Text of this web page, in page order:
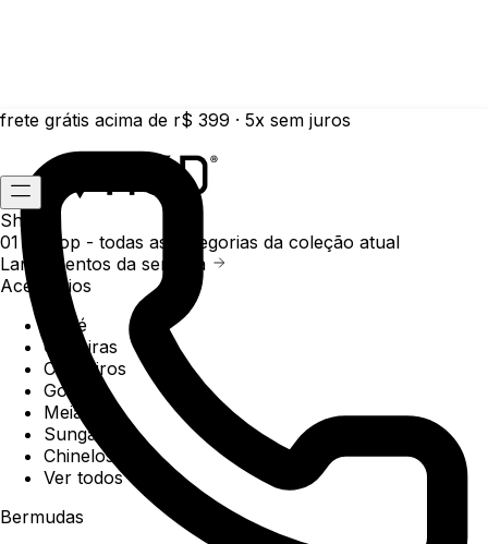
frete grátis acima de r$ 399 · 5x sem juros
Shop
01 /
Shop - todas as categorias da coleção atual
Lançamentos da semana
Acessórios
Boné
Carteiras
Chaveiros
Gorros
Meias
Sunga
Chinelos
Ver todos
Bermudas